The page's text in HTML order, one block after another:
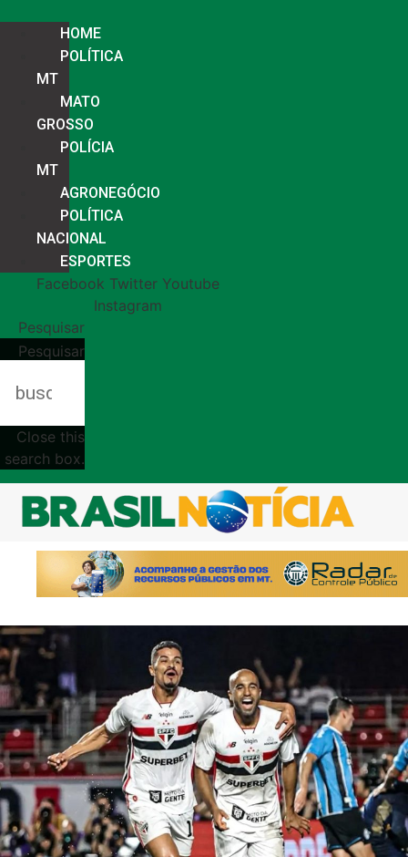
HOME
POLÍTICA
MT
MATO
GROSSO
POLÍCIA
MT
AGRONEGÓCIO
POLÍTICA
NACIONAL
ESPORTES
Facebook Twitter Youtube
Instagram
Pesquisar
Pesquisar
Close this
search box.